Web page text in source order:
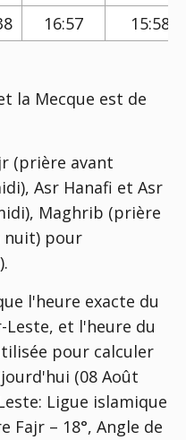
16:57 15:58
la Mecque est de
(prière avant
Asr Hanafi et Asr
Maghrib (prière
nuit) pour
l'heure exacte du
Leste, et l'heure du
pour calculer
(08 Août
Ligue islamique
Fajr – 18°, Angle de